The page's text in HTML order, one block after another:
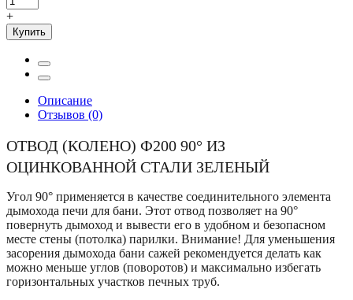
+
Купить
Описание
Отзывов (0)
ОТВОД (КОЛЕНО) Ф200 90° ИЗ
ОЦИНКОВАННОЙ СТАЛИ ЗЕЛЕНЫЙ
Угол 90° применяется в качестве соединительного элемента
дымохода печи для бани. Этот отвод позволяет на 90°
повернуть дымоход и вывести его в удобном и безопасном
месте стены (потолка) парилки. Внимание! Для уменьшения
засорения дымохода бани сажей рекомендуется делать как
можно меньше углов (поворотов) и максимально избегать
горизонтальных участков печных труб.